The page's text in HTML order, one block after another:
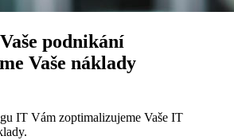
Vaše podnikání
Vaše náklady
IT Vám zoptimalizujeme Vaše IT